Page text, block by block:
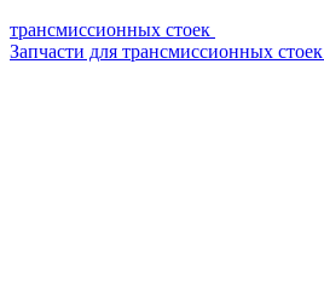
трансмиссионных стоек
Запчасти для трансмиссионных стоек